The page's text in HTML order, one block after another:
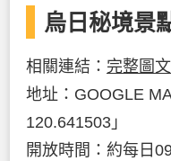
烏日秘境景
相關連結： 完整圖文
地址：GOOGLE
120.641503」
開放時間：約每日